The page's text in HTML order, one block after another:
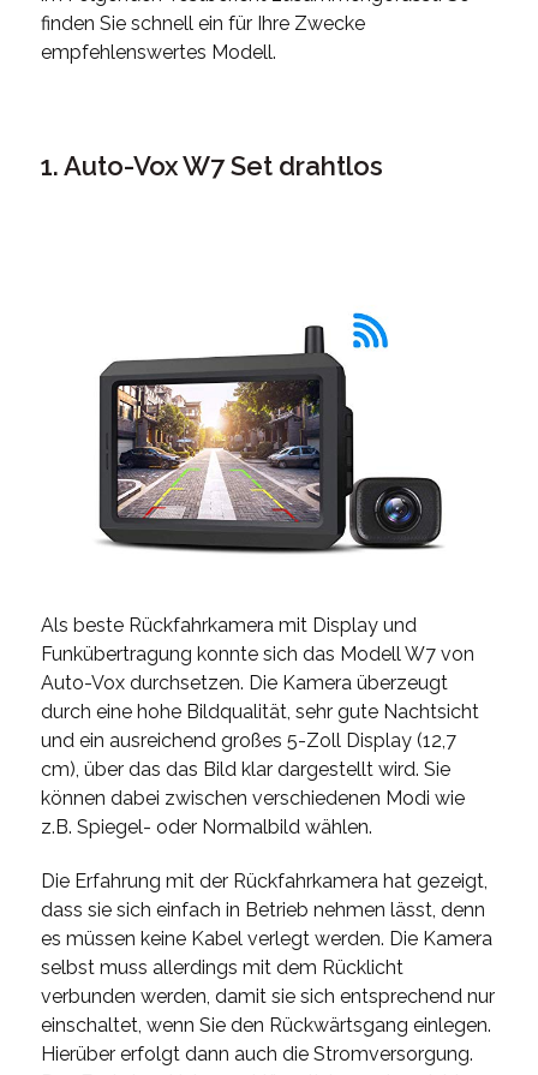
finden Sie schnell ein für Ihre Zwecke
empfehlenswertes Modell.
1. Auto-Vox W7 Set drahtlos
Als beste Rückfahrkamera mit Display und
Funkübertragung konnte sich das Modell W7 von
Auto-Vox durchsetzen. Die Kamera überzeugt
durch eine hohe Bildqualität, sehr gute Nachtsicht
und ein ausreichend großes 5-Zoll Display (12,7
cm), über das das Bild klar dargestellt wird. Sie
können dabei zwischen verschiedenen Modi wie
z.B. Spiegel- oder Normalbild wählen.
Die Erfahrung mit der Rückfahrkamera hat gezeigt,
dass sie sich einfach in Betrieb nehmen lässt, denn
es müssen keine Kabel verlegt werden. Die Kamera
selbst muss allerdings mit dem Rücklicht
verbunden werden, damit sie sich entsprechend nur
einschaltet, wenn Sie den Rückwärtsgang einlegen.
Hierüber erfolgt dann auch die Stromversorgung.